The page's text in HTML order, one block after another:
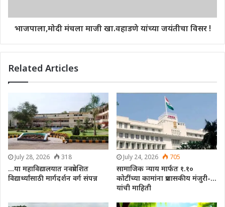
भाजपाला,मोदी मंचला माजी खा.वहाडणे यांच्या जयंतीचा विसर !
Related Articles
July 28, 2026 318
…या महाविद्यालयात नवप्रवेशित
विद्यार्थ्यांसाठी मार्गदर्शन वर्ग संपन्न
July 24, 2026 705
सामाजिक न्याय मार्फत १.१०
कोटींच्या कामांना प्रशासकीय मंजुरी-…
यांची माहिती